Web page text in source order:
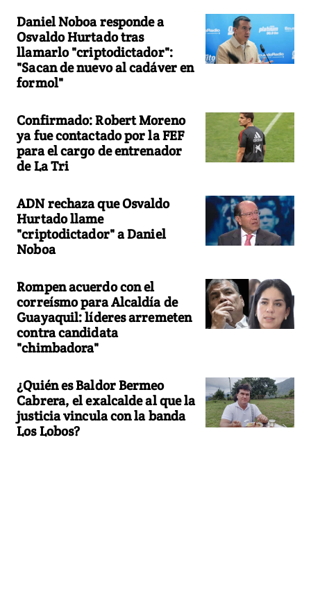
Daniel Noboa responde a
Osvaldo Hurtado tras
llamarlo "criptodictador":
"Sacan de nuevo al cadáver en
formol"
Confirmado: Robert Moreno
ya fue contactado por la FEF
para el cargo de entrenador
de La Tri
ADN rechaza que Osvaldo
Hurtado llame
"criptodictador" a Daniel
Noboa
Rompen acuerdo con el
correísmo para Alcaldía de
Guayaquil: líderes arremeten
contra candidata
"chimbadora"
¿Quién es Baldor Bermeo
Cabrera, el exalcalde al que la
justicia vincula con la banda
Los Lobos?